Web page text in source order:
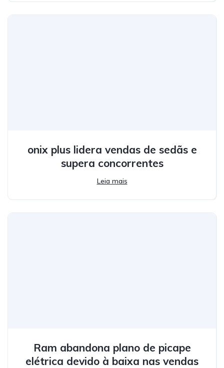
onix plus lidera vendas de sedãs e
supera concorrentes
Leia mais
Ram abandona plano de picape
elétrica devido à baixa nas vendas